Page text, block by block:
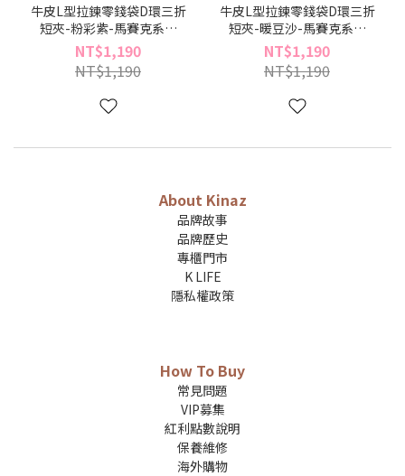
牛皮L型拉鍊零錢袋D環三折
短夾-粉彩紫-馬賽克系列
(BD96489-21)
NT$1,190
NT$1,190
牛皮L型拉鍊零錢袋D環三折
短夾-暖豆沙-馬賽克系列
(BD96489-10)
NT$1,190
NT$1,190
About Kinaz
品牌故事
品牌歷史
專櫃門市
K LIFE
隱私權政策
How To Buy
常見問題
VIP募集
紅利點數說明
保養維修
海外購物